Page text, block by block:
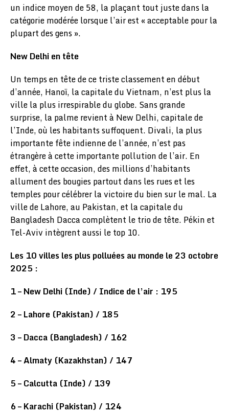
un indice moyen de 58, la plaçant tout juste dans la
catégorie modérée lorsque l’air est « acceptable pour la
plupart des gens ».
New Delhi en tête
Un temps en tête de ce triste classement en début
d’année, Hanoï, la capitale du Vietnam, n’est plus la
ville la plus irrespirable du globe. Sans grande
surprise, la palme revient à New Delhi, capitale de
l’Inde, où les habitants suffoquent. Divali, la plus
importante fête indienne de l’année, n’est pas
étrangère à cette importante pollution de l’air. En
effet, à cette occasion, des millions d’habitants
allument des bougies partout dans les rues et les
temples pour célébrer la victoire du bien sur le mal. La
ville de Lahore, au Pakistan, et la capitale du
Bangladesh Dacca complètent le trio de tête. Pékin et
Tel-Aviv intègrent aussi le top 10.
Les 10 villes les plus polluées au monde le 23 octobre
2025 :
1 – New Delhi (Inde) / Indice de l’air : 195
2 – Lahore (Pakistan) / 185
3 – Dacca (Bangladesh) / 162
4 – Almaty (Kazakhstan) / 147
5 – Calcutta (Inde) / 139
6 – Karachi (Pakistan) / 124